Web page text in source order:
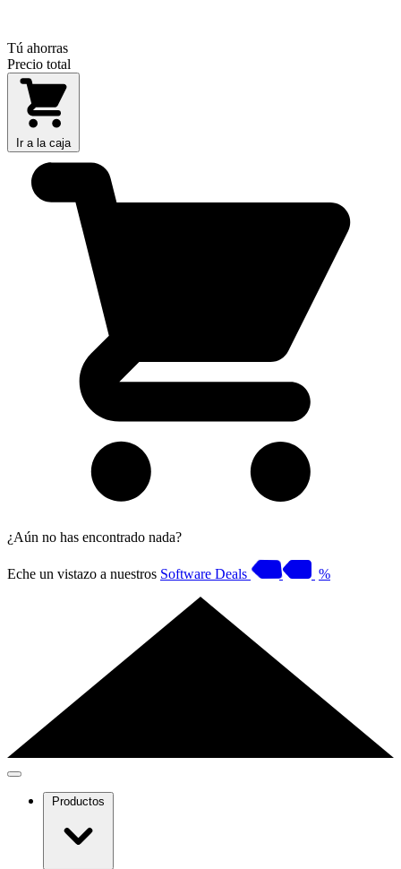
Tú ahorras
Precio total
Ir a la caja
¿Aún no has encontrado nada?
Eche un vistazo a nuestros Software Deals %
Productos